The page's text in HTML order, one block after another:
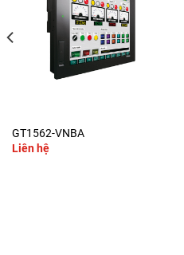
GT1562-VNBA
Liên hệ